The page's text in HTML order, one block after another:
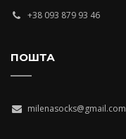
+38 093 879 93 46
ПОШТА
milenasocks@gmail.com